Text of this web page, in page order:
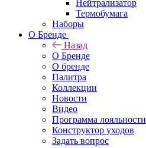
Нейтрализатор
Термобумага
Наборы
О Бренде
Назад
О Бренде
О бренде
Палитра
Коллекции
Новости
Видео
Программа лояльности
Конструктор уходов
Задать вопрос